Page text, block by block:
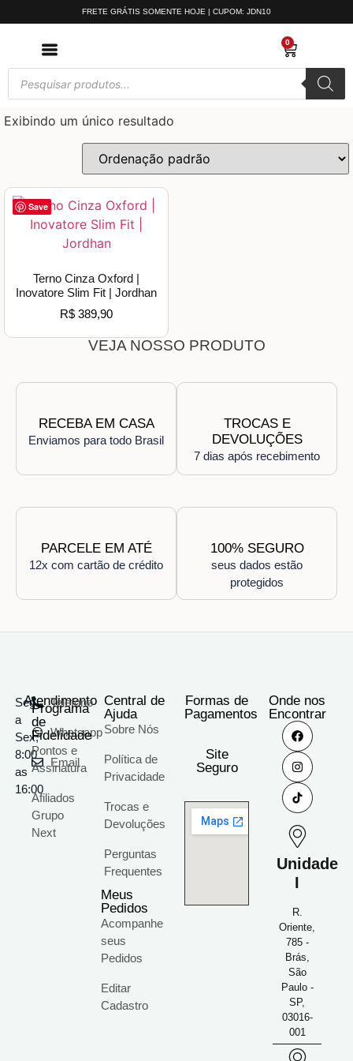
FRETE GRÁTIS SOMENTE HOJE | CUPOM: JDN10
0
Exibindo um único resultado
Save
Terno Cinza Oxford |
Inovatore Slim Fit | Jordhan
R$ 389,90
VEJA NOSSO PRODUTO
RECEBA EM CASA
Enviamos para todo Brasil
TROCAS E
DEVOLUÇÕES
7 dias após recebimento
PARCELE EM ATÉ
12x com cartão de crédito
100% SEGURO
seus dados estão
protegidos
Atendimento
Seg
a
Sex;
8:00
as
16:00
Telefone
Whatsapp
Email
Programa
de
Fidelidade
Pontos e
Assinatura
Afiliados
Grupo
Next
Central de
Ajuda
Sobre Nós
Política de
Privacidade
Trocas e
Devoluções
Perguntas
Frequentes
Meus
Pedidos
Acompanhe
seus
Pedidos
Editar
Cadastro
Formas de
Pagamentos
Site
Seguro
Onde nos
Encontrar
Unidade
I
R.
Oriente,
785 -
Brás,
São
Paulo -
SP,
03016-
001